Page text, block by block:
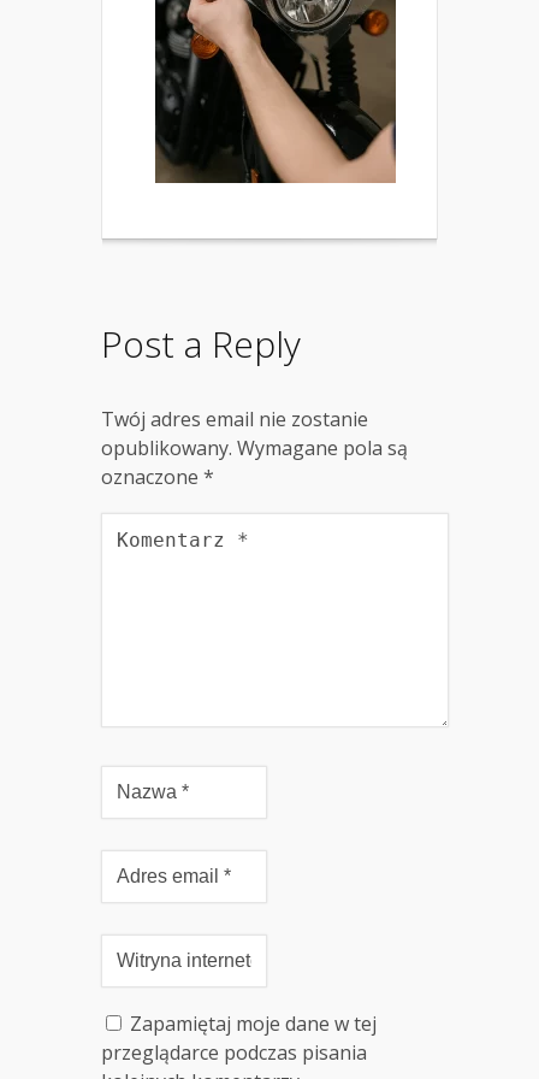
Post a Reply
Twój adres email nie zostanie
opublikowany. Wymagane pola są
oznaczone *
Zapamiętaj moje dane w tej
przeglądarce podczas pisania